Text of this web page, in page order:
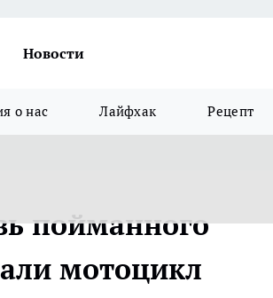
Новости
о нас Лайфхак Рецепт
пойманного
мотоцикл